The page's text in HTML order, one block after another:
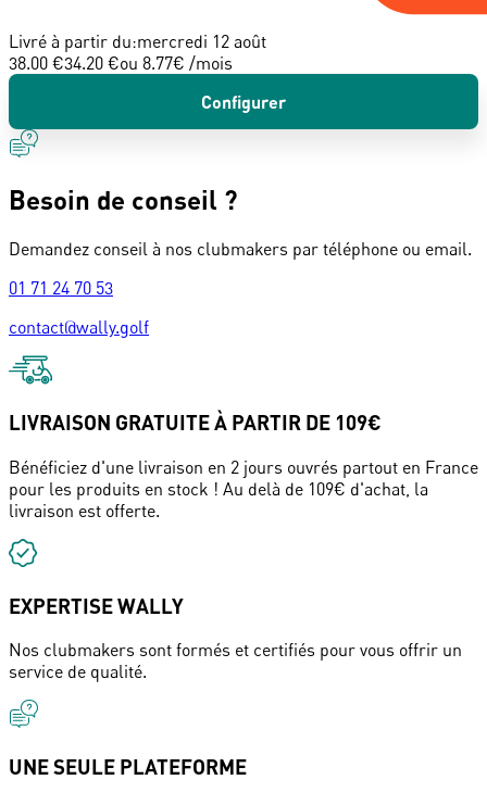
Livré à partir du:mercredi 12 août
38.00 €34.20 €ou 8.77€ /mois
Configurer
Besoin de conseil ?
Demandez conseil à nos clubmakers par téléphone ou email.
01 71 24 70 53
contact@wally.golf
LIVRAISON GRATUITE À PARTIR DE 109€
Bénéficiez d'une livraison en 2 jours ouvrés partout en France
pour les produits en stock ! Au delà de 109€ d'achat, la
livraison est offerte.
EXPERTISE WALLY
Nos clubmakers sont formés et certifiés pour vous offrir un
service de qualité.
UNE SEULE PLATEFORME